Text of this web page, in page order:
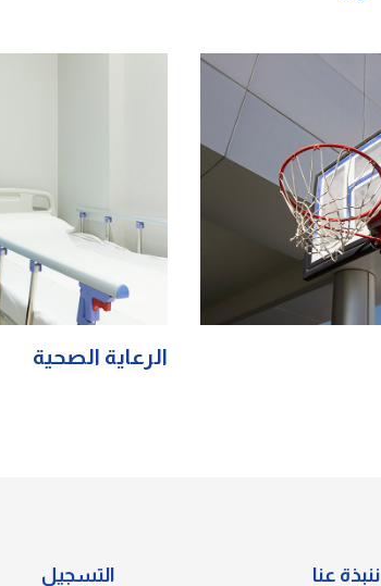
الرعاية الصحية
ننبذة عنا التسجيل